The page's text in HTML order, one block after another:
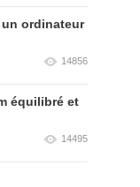
un ordinateur
14856
équilibré et
14495